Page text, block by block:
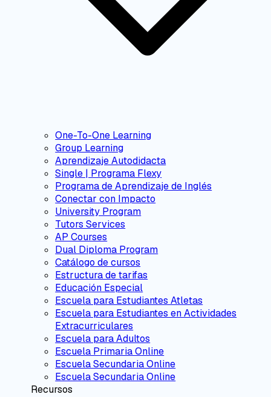
One-To-One Learning
Group Learning
Aprendizaje Autodidacta
Single | Programa Flexy
Programa de Aprendizaje de Inglés
Conectar con Impacto
University Program
Tutors Services
AP Courses
Dual Diploma Program
Catálogo de cursos
Estructura de tarifas
Educación Especial
Escuela para Estudiantes Atletas
Escuela para Estudiantes en Actividades
Extracurriculares
Escuela para Adultos
Escuela Primaria Online
Escuela Secundaria Online
Escuela Secundaria Online
Recursos